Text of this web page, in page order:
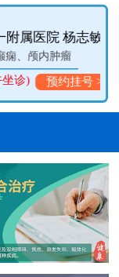
志敏 教授
号 >